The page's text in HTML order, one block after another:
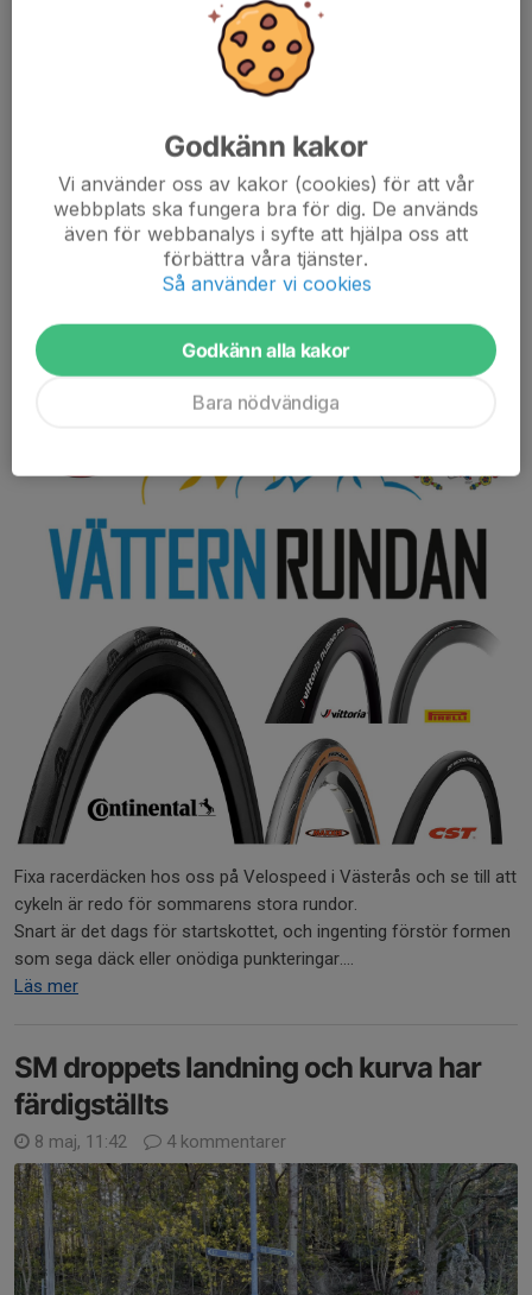
VCK bygger MTB-arena!!!
Under veckan som har gått har Allmänna Arvsfonden godkänt
Rönnby. Under nästa vecka fattar RF-SISU beslut gällande vår
ansökan för medel kopplat...
Läs mer
VR rabatt hos Velospeed
28 maj, 16:08 1 kommentar
Fixa racerdäcken hos oss på Velospeed i Västerås och se till att
cykeln är redo för sommarens stora rundor.
Snart är det dags för startskottet, och ingenting förstör formen
som sega däck eller onödiga punkteringar....
Läs mer
SM droppets landning och kurva har
färdigställts
8 maj, 11:42 4 kommentarer
Godkänn kakor
Vi använder oss av kakor (cookies) för att vår
webbplats ska fungera bra för dig. De används
även för webbanalys i syfte att hjälpa oss att
förbättra våra tjänster.
Så använder vi cookies
Godkänn alla kakor
Bara nödvändiga